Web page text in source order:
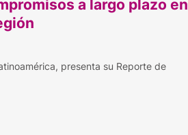
a largo plazo en
presenta su Reporte de